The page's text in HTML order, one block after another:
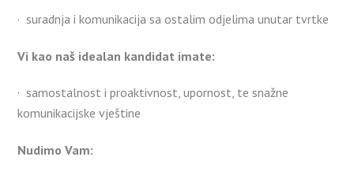
· suradnja i komunikacija sa ostalim odjelima unutar tvrtke
Vi kao naš idealan kandidat imate:
· samostalnost i proaktivnost, upornost, te snažne
komunikacijske vještine
Nudimo Vam: